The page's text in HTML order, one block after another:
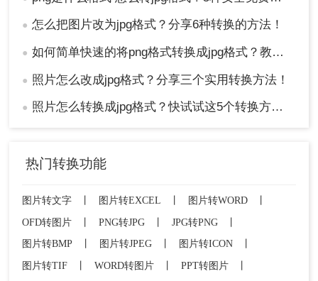
● 怎么把图片改为jpg格式？分享6种转换的方法！
● 如何简单快速的将png格式转换成jpg格式？教你三招快速转格式！
● 照片怎么改成jpg格式？分享三个实用转换方法！
● 照片怎么转换成jpg格式？快试试这5个转换方法！
热门转换功能
图片转文字 丨 图片转EXCEL 丨 图片转WORD
丨
OFD转图片
丨 PNG转JPG 丨 JPG转PNG
丨
图片转BMP
图片转JPEG 图片转ICON
图片转TIF
WORD转图片 PPT转图片